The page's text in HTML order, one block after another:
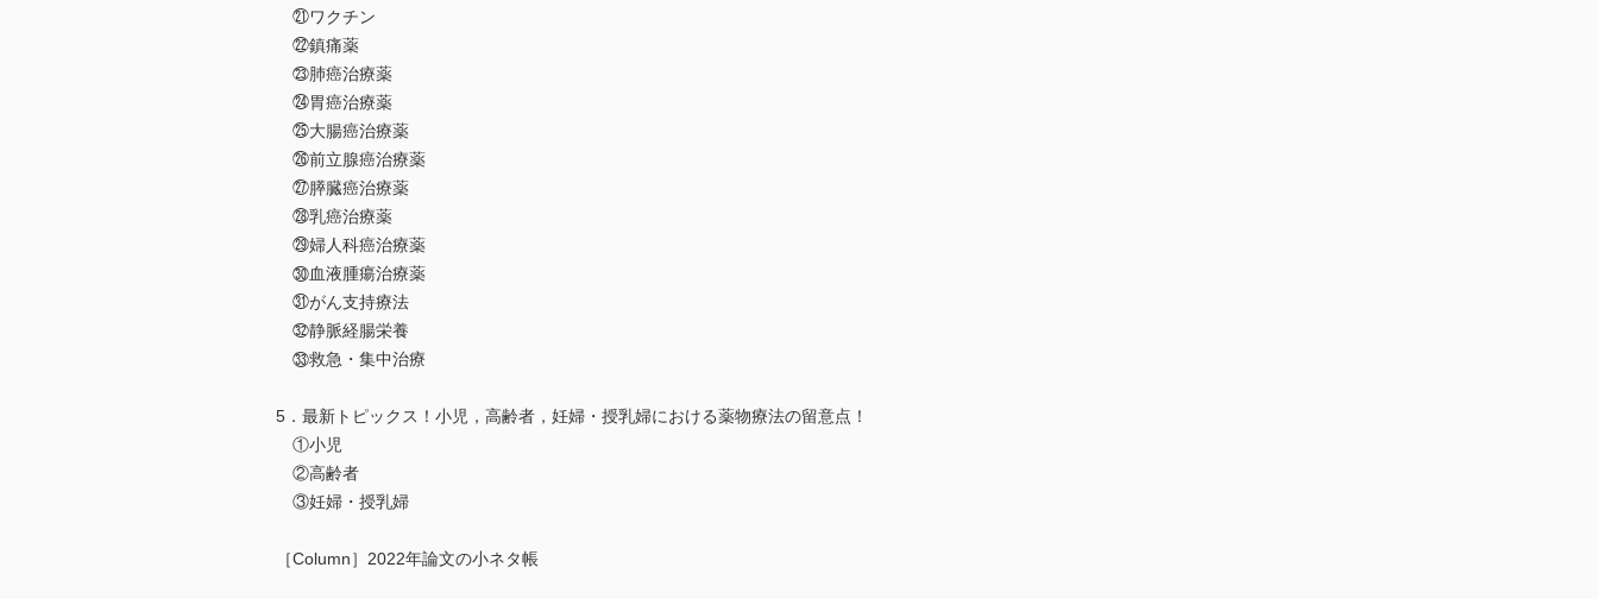
㉑ワクチン
㉒鎮痛薬
㉓肺癌治療薬
㉔胃癌治療薬
㉕大腸癌治療薬
㉖前立腺癌治療薬
㉗膵臓癌治療薬
㉘乳癌治療薬
㉙婦人科癌治療薬
㉚血液腫瘍治療薬
㉛がん支持療法
㉜静脈経腸栄養
㉝救急・集中治療
5．最新トピックス！小児，高齢者，妊婦・授乳婦における薬物療法の留意点！
①小児
②高齢者
③妊婦・授乳婦
［Column］2022年論文の小ネタ帳